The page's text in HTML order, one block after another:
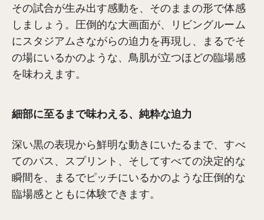
その試合が生み出す感動を、そのままの形で体感
しましょう。圧倒的な大画面が、リビングルーム
にスタジアムさながらの迫力を再現し、まるでそ
の場にいるかのような、鳥肌が立つほどの臨場感
を味わえます。
細部に至るまで味わえる、純粋な迫力
深い黒の表現から鮮明な動きにいたるまで、すべ
てのパス、スプリント、そしてすべての決定的な
瞬間を、まるでピッチにいるかのような圧倒的な
臨場感とともに体験できます。